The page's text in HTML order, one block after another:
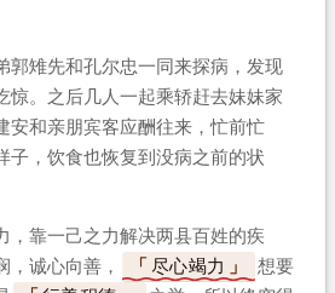
郭雉先和孔尔忠一同来探病，发现
惊。之后几人一起乘轿赶去妹妹家
安和亲朋宾客应酬往来，忙前忙
子，饮食也恢复到没病之前的状
，靠一己之力解决两县百姓的疾
，诚心向善，
尽心竭力
想要